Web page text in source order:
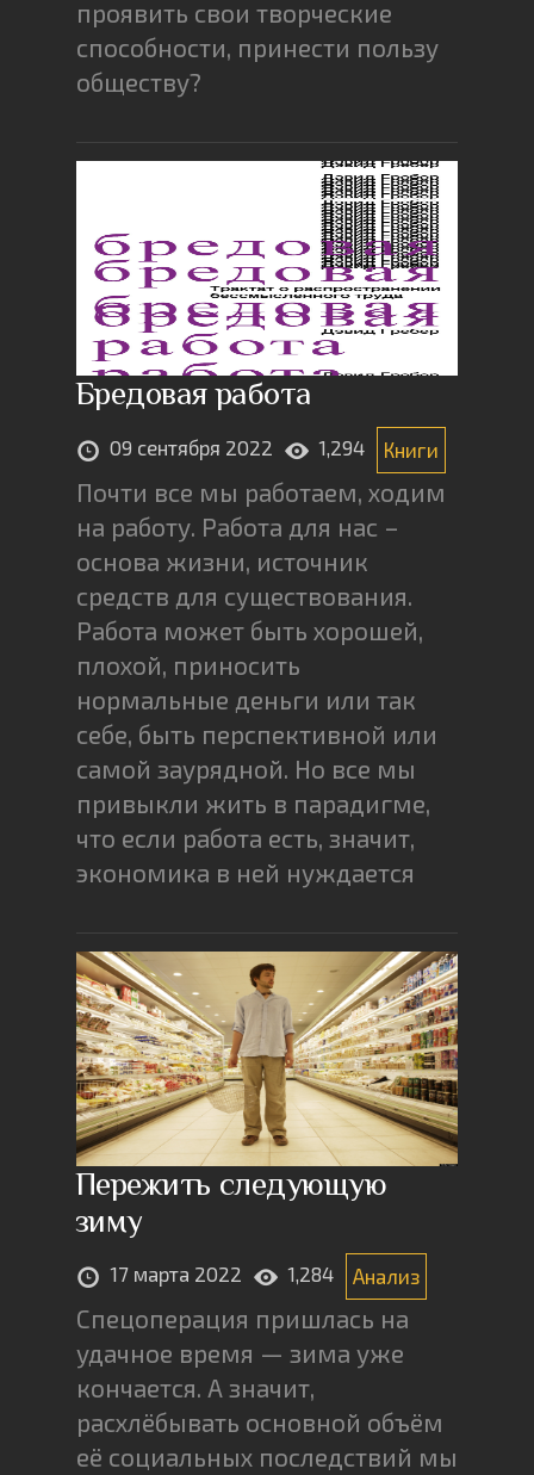
проявить свои творческие
способности, принести пользу
обществу?
Бредовая работа
09 сентября 2022 1,294 Книги
Почти все мы работаем, ходим
на работу. Работа для нас –
основа жизни, источник
средств для существования.
Работа может быть хорошей,
плохой, приносить
нормальные деньги или так
себе, быть перспективной или
самой заурядной. Но все мы
привыкли жить в парадигме,
что если работа есть, значит,
экономика в ней нуждается
Пережить следующую
зиму
17 марта 2022 1,284 Анализ
Спецоперация пришлась на
удачное время — зима уже
кончается. А значит,
расхлёбывать основной объём
её социальных последствий мы